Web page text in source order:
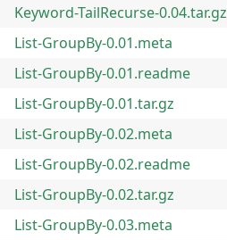
Keyword-TailRecurse-0.04.tar.gz
List-GroupBy-0.01.meta
List-GroupBy-0.01.readme
List-GroupBy-0.01.tar.gz
List-GroupBy-0.02.meta
List-GroupBy-0.02.readme
List-GroupBy-0.02.tar.gz
List-GroupBy-0.03.meta